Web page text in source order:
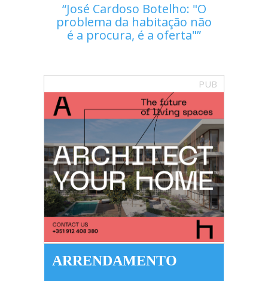
José Cardoso Botelho: "O
problema da habitação não
é a procura, é a oferta"
PUB
ARRENDAMENTO